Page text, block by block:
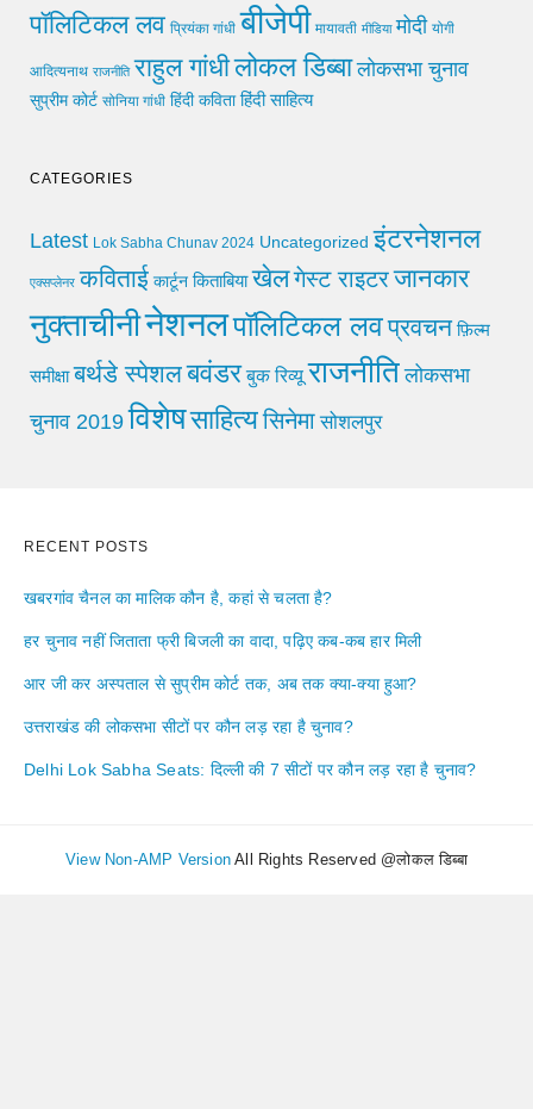
पॉलिटिकल लव प्रियंका गांधी बीजेपी मायावती मीडिया मोदी योगी
आदित्यनाथ राजनीति राहुल गांधीलोकल डिब्बा लोकसभा चुनाव
सुप्रीम कोर्ट सोनिया गांधी हिंदी कविता हिंदी साहित्य
CATEGORIES
Latest Lok Sabha Chunav 2024 Uncategorized इंटरनेशनल
एक्सप्लेनर कविताई कार्टून किताबिया खेलगेस्ट राइटरजानकार
नुक्ताचीनीनेशनलपॉलिटिकल लवप्रवचन फ़िल्म
समीक्षा बर्थडे स्पेशलबवंडर बुक रिव्यू राजनीति लोकसभा
चुनाव 2019 विशेषसाहित्यसिनेमा सोशलपुर
RECENT POSTS
खबरगांव चैनल का मालिक कौन है, कहां से चलता है?
हर चुनाव नहीं जिताता फ्री बिजली का वादा, पढ़िए कब-कब हार मिली
आर जी कर अस्पताल से सुप्रीम कोर्ट तक, अब तक क्या-क्या हुआ?
उत्तराखंड की लोकसभा सीटों पर कौन लड़ रहा है चुनाव?
Delhi Lok Sabha Seats: दिल्ली की 7 सीटों पर कौन लड़ रहा है चुनाव?
View Non-AMP Version All Rights Reserved @लोकल डिब्बा